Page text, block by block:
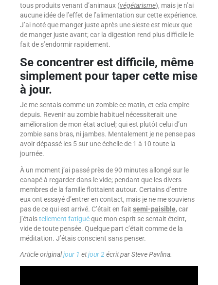
tous produits venant d’animaux (végétarisme), mais je n’ai
aucune idée de l’effet de l’alimentation sur cette expérience.
J’ai noté que manger juste après une sieste est mieux que
de manger juste avant; car la digestion rend plus difficile le
fait de s’endormir rapidement.
Se concentrer est difficile, même
simplement pour taper cette mise
à jour.
Je me sentais comme un zombie ce matin, et cela empire
depuis. Revenir au zombie habituel nécessiterait une
amélioration de mon état actuel; qui est plutôt celui d’un
zombie sans bras, ni jambes. Mentalement je ne pense pas
avoir dépassé les 5 sur une échelle de 1 à 10 toute la
journée.
À un moment j’ai passé près de 90 minutes allongé sur le
canapé à regarder dans le vide; pendant que les divers
membres de la famille flottaient autour. Certains d’entre
eux ont essayé d’entrer en contact, mais je ne me souviens
pas de ce qui est arrivé. C’était en fait semi-paisible, car
j’étaistellement fatiguéque mon esprit se sentait éteint,
vide de toute pensée. Quelque part c’était comme de la
méditation. J’étais conscient sans penser.
Article originaljour 1 etjour 2 écrit par Steve Pavlina.